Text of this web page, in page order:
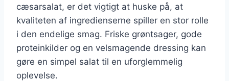
cæsarsalat, er det vigtigt at huske på, at
kvaliteten af ingredienserne spiller en stor rolle
i den endelige smag. Friske grøntsager, gode
proteinkilder og en velsmagende dressing kan
gøre en simpel salat til en uforglemmelig
oplevelse.